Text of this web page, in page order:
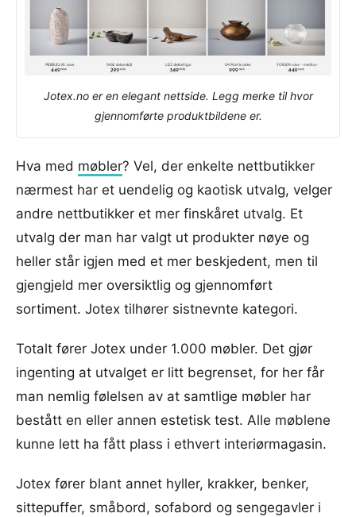
Jotex.no er en elegant nettside. Legg merke til hvor
gjennomførte produktbildene er.
Hva med møbler? Vel, der enkelte nettbutikker
nærmest har et uendelig og kaotisk utvalg, velger
andre nettbutikker et mer finskåret utvalg. Et
utvalg der man har valgt ut produkter nøye og
heller står igjen med et mer beskjedent, men til
gjengjeld mer oversiktlig og gjennomført
sortiment. Jotex tilhører sistnevnte kategori.
Totalt fører Jotex under 1.000 møbler. Det gjør
ingenting at utvalget er litt begrenset, for her får
man nemlig følelsen av at samtlige møbler har
bestått en eller annen estetisk test. Alle møblene
kunne lett ha fått plass i ethvert interiørmagasin.
Jotex fører blant annet hyller, krakker, benker,
sittepuffer, småbord, sofabord og sengegavler i